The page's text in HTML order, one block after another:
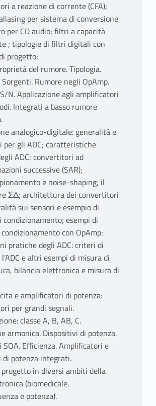
a reazione di corrente (CFA);
per sistema di conversione
per CD audio; filtri a capacità
; tipologie di filtri digitali con
progetto;
del rumore. Tipologia.
Rumore negli OpAmp.
N. Applicazione agli amplificatori
Integrati a basso rumore
analogico-digitale: generalità e
per gli ADC; caratteristiche
ADC; convertitori ad
successive (SAR);
e noise-shaping; il
ΣΔ; architettura dei convertitori
sui sensori e esempio di
condizionamento; esempi di
con OpAmp;
pratiche degli ADC: criteri di
e altri esempi di misura di
bilancia elettronica e misura di
e amplificatori di potenza:
per grandi segnali.
classe A, B, AB, C.
armonica. Dispositivi di potenza.
SOA. Efficienza. Amplificatori e
di potenza integrati.
progetto in diversi ambiti della
(biomedicale,
e potenza).